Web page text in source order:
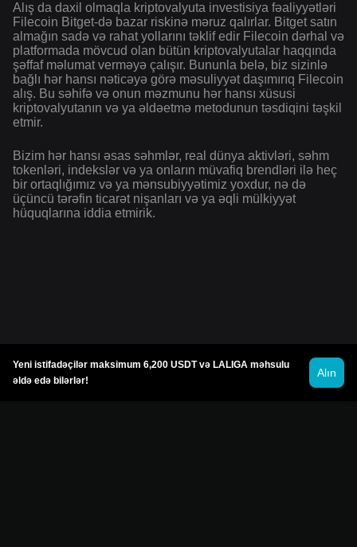
Alış da daxil olmaqla kriptovalyuta investisiya fəaliyyətləri
Filecoin Bitget-də bazar riskinə məruz qalırlar. Bitget satın
almağın sadə və rahat yollarını təklif edir Filecoin dərhal və
platformada mövcud olan bütün kriptovalyutalar haqqında
şəffaf məlumat verməyə çalışır. Bununla belə, biz sizinlə
bağlı hər hansı nəticəyə görə məsuliyyət daşımırıq Filecoin
alış. Bu səhifə və onun məzmunu hər hansı xüsusi
kriptovalyutanın və ya əldəetmə metodunun təsdiqini təşkil
etmir.
Bizim hər hansı əsas səhmlər, real dünya aktivləri, səhm
tokenləri, indekslər və ya onların müvafiq brendləri ilə heç
bir ortaqlığımız və ya mənsubiyyətimiz yoxdur, nə də
üçüncü tərəfin ticarət nişanları və ya əqli mülkiyyət
hüquqlarına iddia etmirik.
Yeni istifadəçilər maksimum 6,200 USDT və LALIGA məhsulu
əldə edə bilərlər!
Alın